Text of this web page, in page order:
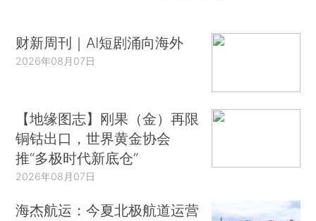
财新周刊｜AI短剧涌向海外
2026年08月07日
【地缘图志】刚果（金）再限
铜钴出口，世界黄金协会
推“多极时代新底仓”
2026年08月07日
海杰航运：今夏北极航道运营